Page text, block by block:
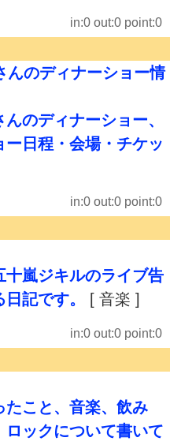
in:0 out:0 point:0
んのディナーショー情
のディナーショー、
日程・会場・チケッ
in:0 out:0 point:0
嵐ジキルのライブ告
記です。
[ 音楽 ]
in:0 out:0 point:0
たこと、音楽、飲み
ックについて書いて